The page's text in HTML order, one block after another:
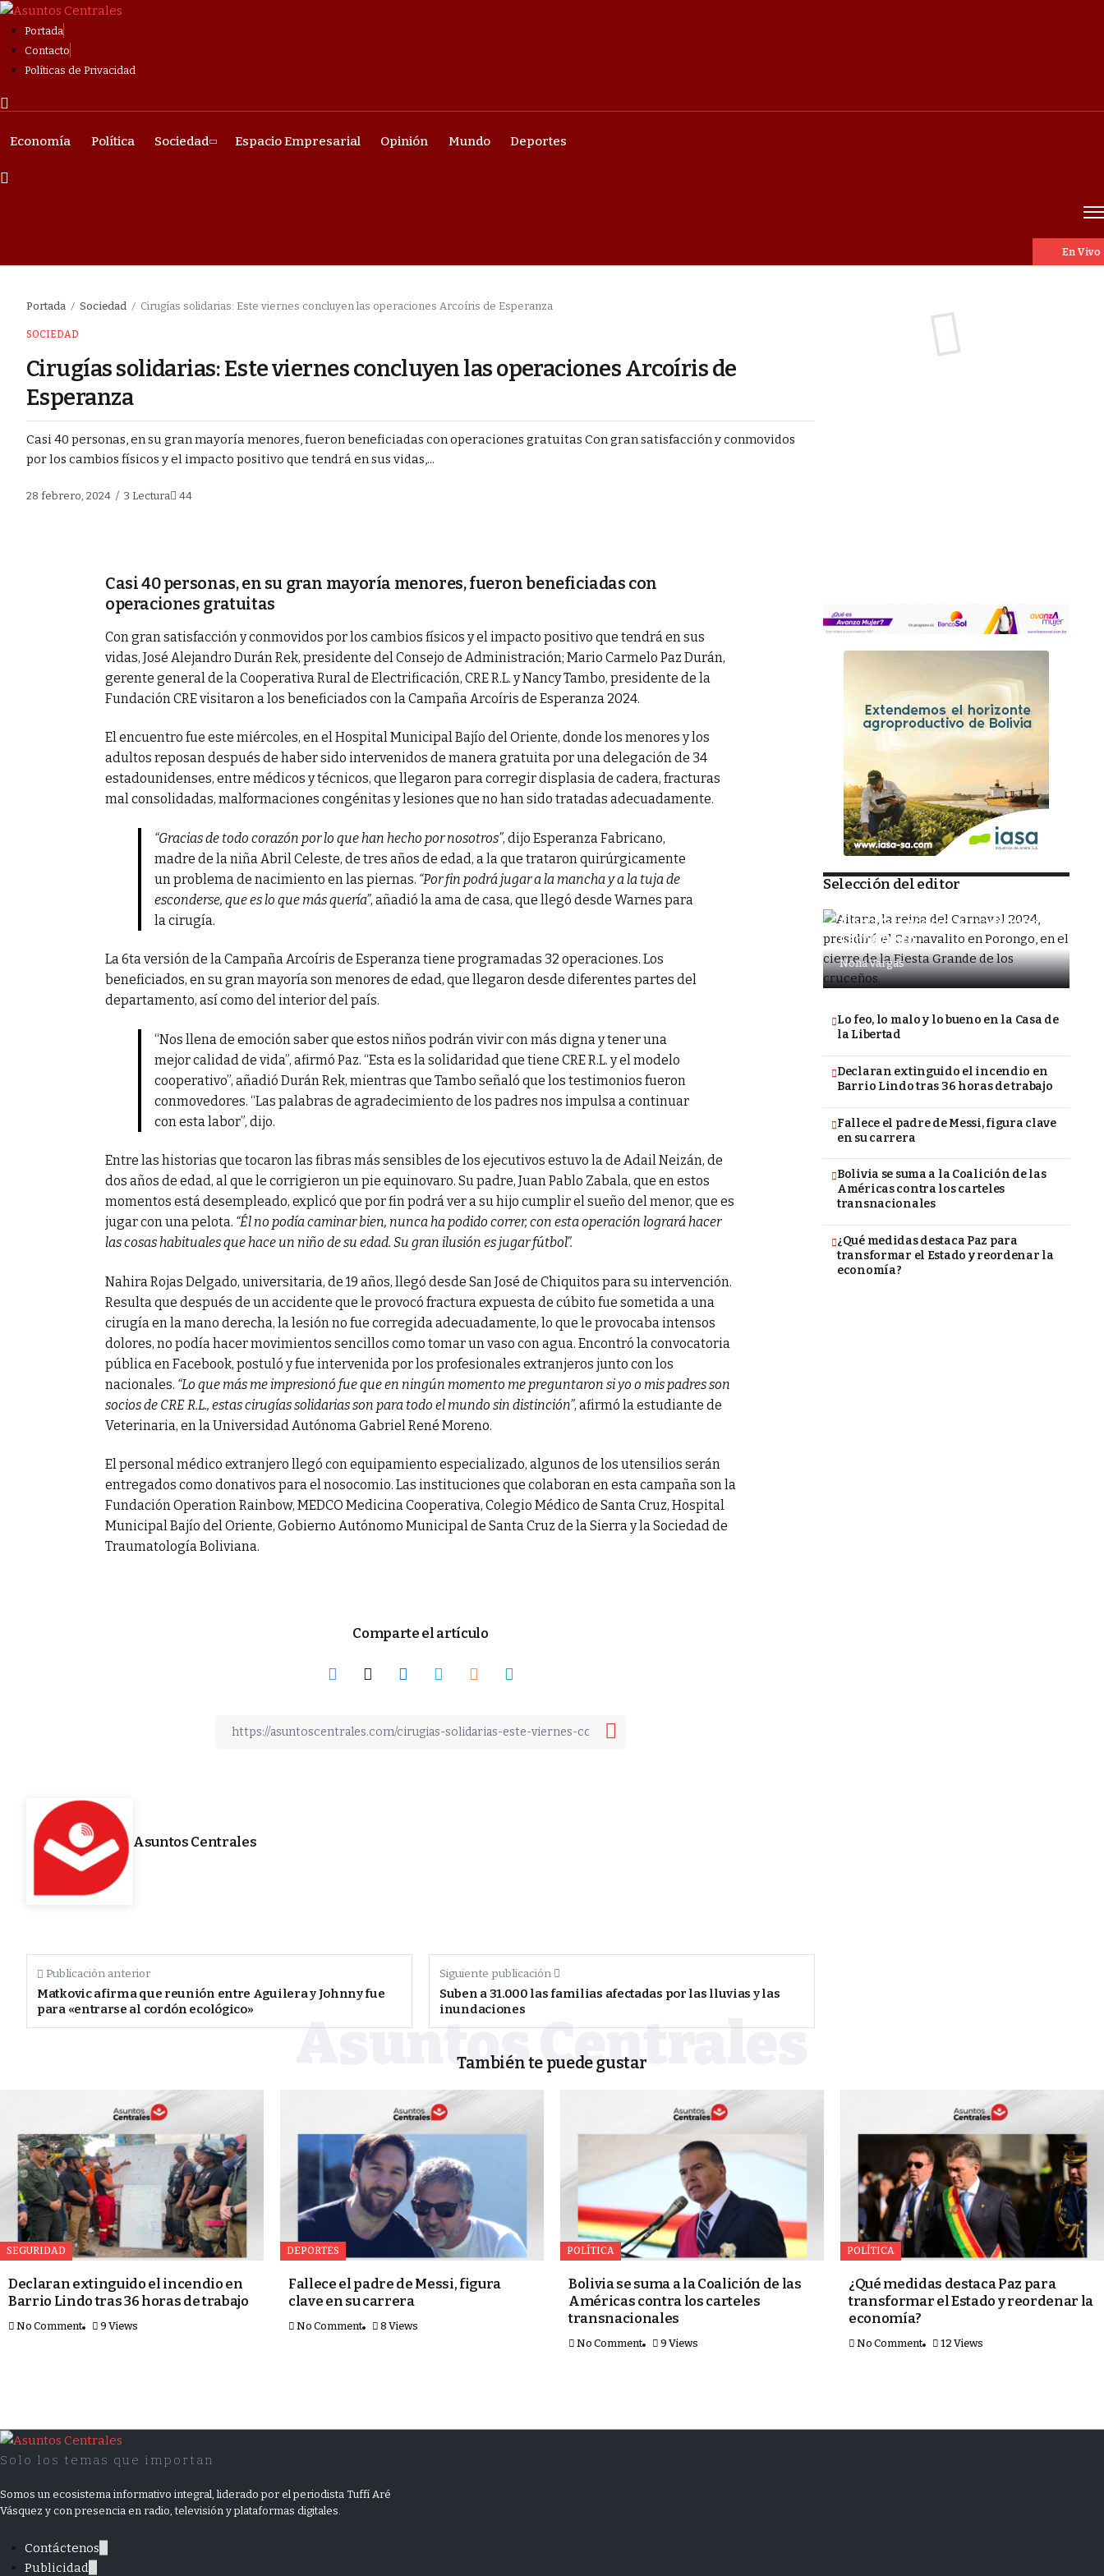
Portada
Contacto
Políticas de Privacidad
Economía Política Sociedad Espacio Empresarial Opinión Mundo Deportes
En Vivo
Portada / Sociedad / Cirugías solidarias: Este viernes concluyen las operaciones Arcoíris de Esperanza
SOCIEDAD
Cirugías solidarias: Este viernes concluyen las operaciones Arcoíris de
Esperanza
Casi 40 personas, en su gran mayoría menores, fueron beneficiadas con operaciones gratuitas Con gran satisfacción y conmovidos
por los cambios físicos y el impacto positivo que tendrá en sus vidas,...
28 febrero, 2024 3 Lectura 44
Casi 40 personas, en su gran mayoría menores, fueron beneficiadas con
operaciones gratuitas
Con gran satisfacción y conmovidos por los cambios físicos y el impacto positivo que tendrá en sus
vidas, José Alejandro Durán Rek, presidente del Consejo de Administración; Mario Carmelo Paz Durán,
gerente general de la Cooperativa Rural de Electrificación, CRE R.L. y Nancy Tambo, presidente de la
Fundación CRE visitaron a los beneficiados con la Campaña Arcoíris de Esperanza 2024.
El encuentro fue este miércoles, en el Hospital Municipal Bajío del Oriente, donde los menores y los
adultos reposan después de haber sido intervenidos de manera gratuita por una delegación de 34
estadounidenses, entre médicos y técnicos, que llegaron para corregir displasia de cadera, fracturas
mal consolidadas, malformaciones congénitas y lesiones que no han sido tratadas adecuadamente.
“Gracias de todo corazón por lo que han hecho por nosotros”, dijo Esperanza Fabricano,
madre de la niña Abril Celeste, de tres años de edad, a la que trataron quirúrgicamente
un problema de nacimiento en las piernas. “Por fin podrá jugar a la mancha y a la tuja de
esconderse, que es lo que más quería”, añadió la ama de casa, que llegó desde Warnes para
la cirugía.
La 6ta versión de la Campaña Arcoíris de Esperanza tiene programadas 32 operaciones. Los
beneficiados, en su gran mayoría son menores de edad, que llegaron desde diferentes partes del
departamento, así como del interior del país.
“Nos llena de emoción saber que estos niños podrán vivir con más digna y tener una
mejor calidad de vida”, afirmó Paz. “Esta es la solidaridad que tiene CRE R.L. y el modelo
cooperativo”, añadió Durán Rek, mientras que Tambo señaló que los testimonios fueron
conmovedores. “Las palabras de agradecimiento de los padres nos impulsa a continuar
con esta labor”, dijo.
Entre las historias que tocaron las fibras más sensibles de los ejecutivos estuvo la de Adail Neizán, de
dos años de edad, al que le corrigieron un pie equinovaro. Su padre, Juan Pablo Zabala, que en estos
momentos está desempleado, explicó que por fin podrá ver a su hijo cumplir el sueño del menor, que es
jugar con una pelota. “Él no podía caminar bien, nunca ha podido correr, con esta operación logrará hacer
las cosas habituales que hace un niño de su edad. Su gran ilusión es jugar fútbol”.
Nahira Rojas Delgado, universitaria, de 19 años, llegó desde San José de Chiquitos para su intervención.
Resulta que después de un accidente que le provocó fractura expuesta de cúbito fue sometida a una
cirugía en la mano derecha, la lesión no fue corregida adecuadamente, lo que le provocaba intensos
dolores, no podía hacer movimientos sencillos como tomar un vaso con agua. Encontró la convocatoria
pública en Facebook, postuló y fue intervenida por los profesionales extranjeros junto con los
nacionales. “Lo que más me impresionó fue que en ningún momento me preguntaron si yo o mis padres son
socios de CRE R.L., estas cirugías solidarias son para todo el mundo sin distinción”, afirmó la estudiante de
Veterinaria, en la Universidad Autónoma Gabriel René Moreno.
El personal médico extranjero llegó con equipamiento especializado, algunos de los utensilios serán
entregados como donativos para el nosocomio. Las instituciones que colaboran en esta campaña son la
Fundación Operation Rainbow, MEDCO Medicina Cooperativa, Colegio Médico de Santa Cruz, Hospital
Municipal Bajío del Oriente, Gobierno Autónomo Municipal de Santa Cruz de la Sierra y la Sociedad de
Traumatología Boliviana.
Comparte el artículo
Asuntos Centrales
Publicación anterior
Matkovic afirma que reunión entre Aguilera y Johnny fue
para «entrarse al cordón ecológico»
Siguiente publicación
Suben a 31.000 las familias afectadas por las lluvias y las
inundaciones
Selección del editor
SOCIEDAD
Fiesta Grande con el tradicional
Carnavalito
Nona Vargas
Lo feo, lo malo y lo bueno en la Casa de
la Libertad
Declaran extinguido el incendio en
Barrio Lindo tras 36 horas de trabajo
Fallece el padre de Messi, figura clave
en su carrera
Bolivia se suma a la Coalición de las
Américas contra los carteles
transnacionales
¿Qué medidas destaca Paz para
transformar el Estado y reordenar la
economía?
También te puede gustar
SEGURIDAD
Declaran extinguido el incendio en
Barrio Lindo tras 36 horas de trabajo
No Comment 9 Views
DEPORTES
Fallece el padre de Messi, figura
clave en su carrera
No Comment 8 Views
POLÍTICA
Bolivia se suma a la Coalición de las
Américas contra los carteles
transnacionales
No Comment 9 Views
POLÍTICA
¿Qué medidas destaca Paz para
transformar el Estado y reordenar la
economía?
No Comment 12 Views
Solo los temas que importan
Somos un ecosistema informativo integral, liderado por el periodista Tuffí Aré
Vásquez y con presencia en radio, televisión y plataformas digitales.
Contáctenos
Publicidad